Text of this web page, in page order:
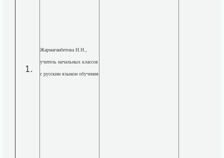
Жармаганбетова Н.Н.,
учитель начальных классов
с русским языком обучения